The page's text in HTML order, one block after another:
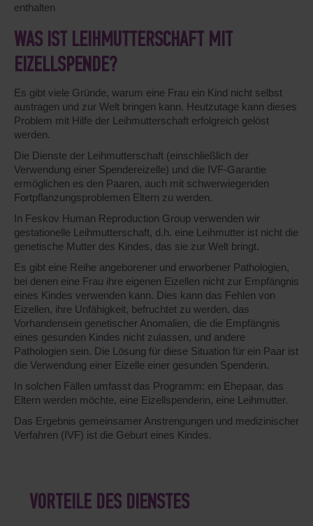
enthalten
WAS IST LEIHMUTTERSCHAFT MIT
EIZELLSPENDE?
Es gibt viele Gründe, warum eine Frau ein Kind nicht selbst
austragen und zur Welt bringen kann. Heutzutage kann dieses
Problem mit Hilfe der Leihmutterschaft erfolgreich gelöst
werden.
Die Dienste der Leihmutterschaft (einschließlich der
Verwendung einer Spendereizelle) und die IVF-Garantie
ermöglichen es den Paaren, auch mit schwerwiegenden
Fortpflanzungsproblemen Eltern zu werden.
In Feskov Human Reproduction Group verwenden wir
gestationelle Leihmutterschaft, d.h. eine Leihmutter ist nicht die
genetische Mutter des Kindes, das sie zur Welt bringt.
Es gibt eine Reihe angeborener und erworbener Pathologien,
bei denen eine Frau ihre eigenen Eizellen nicht zur Empfängnis
eines Kindes verwenden kann. Dies kann das Fehlen von
Eizellen, ihre Unfähigkeit, befruchtet zu werden, das
Vorhandensein genetischer Anomalien, die die Empfängnis
eines gesunden Kindes nicht zulassen, und andere
Pathologien sein. Die Lösung für diese Situation für ein Paar ist
die Verwendung einer Eizelle einer gesunden Spenderin.
In solchen Fällen umfasst das Programm: ein Ehepaar, das
Eltern werden möchte, eine Eizellspenderin, eine Leihmutter.
Das Ergebnis gemeinsamer Anstrengungen und medizinischer
Verfahren (IVF) ist die Geburt eines Kindes.
VORTEILE DES DIENSTES